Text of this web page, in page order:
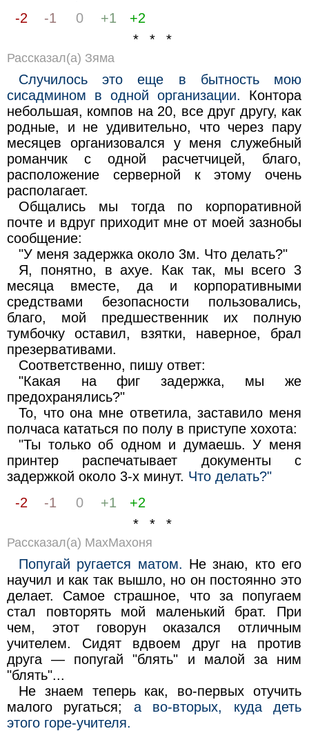
-2
-1 0 +1
+2
* * *
Рассказал(а) Зяма
Случилось это еще в бытность мою
сисадмином в одной организации. Контора
небольшая, компов на 20, все друг другу, как
родные, и не удивительно, что через пару
месяцев организовался у меня служебный
романчик с одной расчетчицей, благо,
расположение серверной к этому очень
располагает.
Общались мы тогда по корпоративной
почте и вдруг приходит мне от моей зазнобы
сообщение:
"У меня задержка около 3м. Что делать?"
Я, понятно, в ахуе. Как так, мы всего 3
месяца вместе, да и корпоративными
средствами безопасности пользовались,
благо, мой предшественник их полную
тумбочку оставил, взятки, наверное, брал
презервативами.
Соответственно, пишу ответ:
"Какая на фиг задержка, мы же
предохранялись?"
То, что она мне ответила, заставило меня
полчаса кататься по полу в приступе хохота:
"Ты только об одном и думаешь. У меня
принтер распечатывает документы с
задержкой около 3-х минут. Что делать?"
-2
-1 0 +1
+2
* * *
Рассказал(а) МахМахоня
Попугай ругается матом. Не знаю, кто его
научил и как так вышло, но он постоянно это
делает. Самое страшное, что за попугаем
стал повторять мой маленький брат. При
чем, этот говорун оказался отличным
учителем. Сидят вдвоем друг на против
друга — попугай "блять" и малой за ним
"блять"...
Не знаем теперь как, во-первых отучить
малого ругаться; а во-вторых, куда деть
этого горе-учителя.